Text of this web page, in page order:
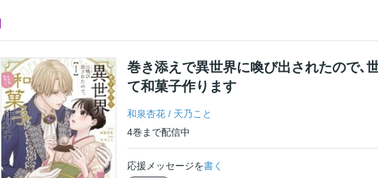
巻き添えで異世界に喚び出されたので､
て和菓子作ります
和泉杏花 / 天乃こと
4巻 まで配信中
応援メッセージを書く